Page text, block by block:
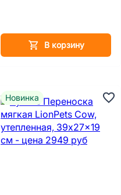
В корзину
Новинка